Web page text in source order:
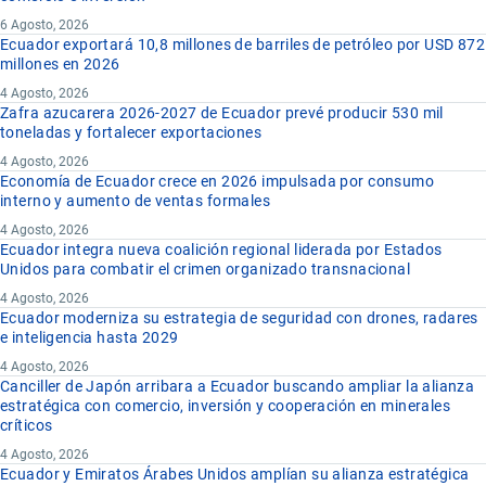
6 Agosto, 2026
Ecuador exportará 10,8 millones de barriles de petróleo por USD 872
millones en 2026
4 Agosto, 2026
Zafra azucarera 2026-2027 de Ecuador prevé producir 530 mil
toneladas y fortalecer exportaciones
4 Agosto, 2026
Economía de Ecuador crece en 2026 impulsada por consumo
interno y aumento de ventas formales
4 Agosto, 2026
Ecuador integra nueva coalición regional liderada por Estados
Unidos para combatir el crimen organizado transnacional
4 Agosto, 2026
Ecuador moderniza su estrategia de seguridad con drones, radares
e inteligencia hasta 2029
4 Agosto, 2026
Canciller de Japón arribara a Ecuador buscando ampliar la alianza
estratégica con comercio, inversión y cooperación en minerales
críticos
4 Agosto, 2026
Ecuador y Emiratos Árabes Unidos amplían su alianza estratégica